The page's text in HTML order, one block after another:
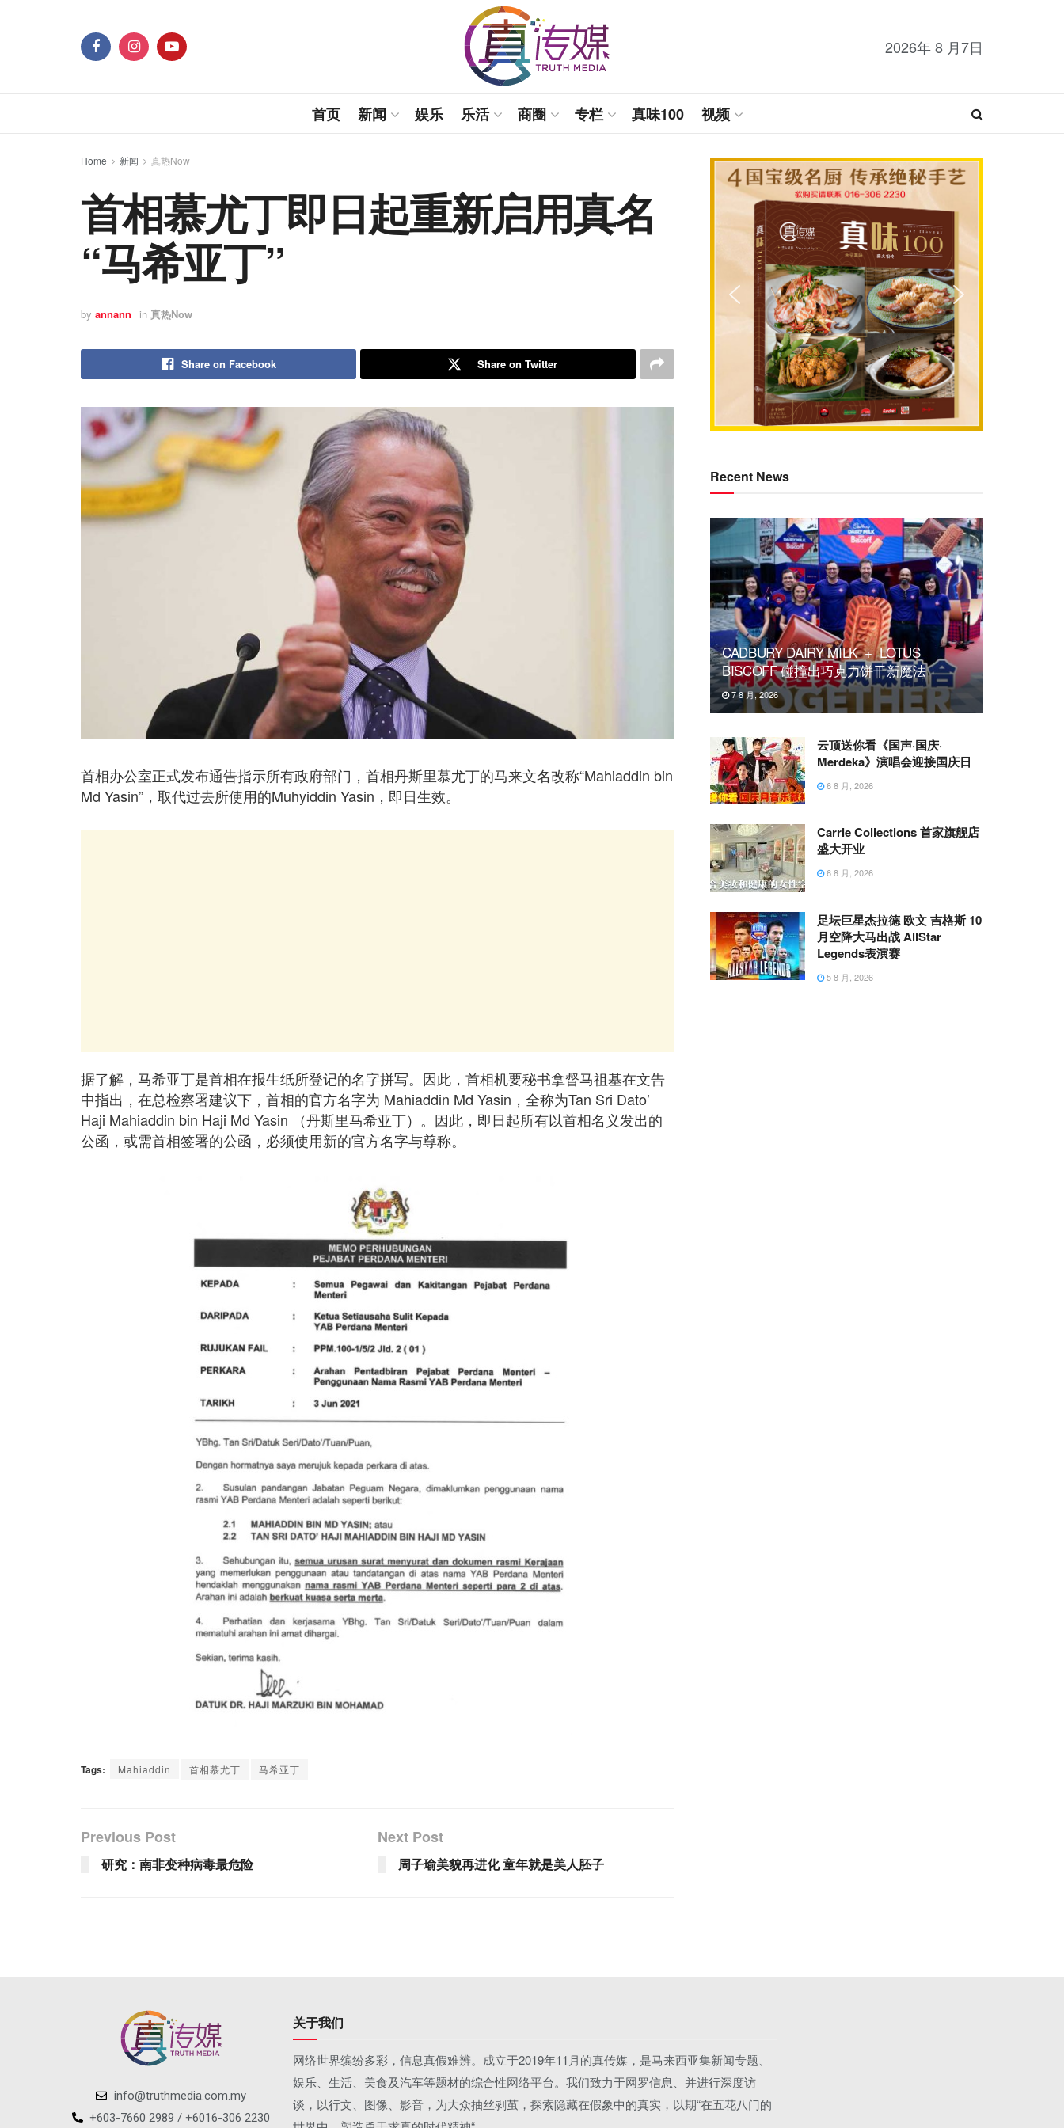
2026年 8 月7日
首页 新闻 娱乐 乐活 商圈 专栏 真味100 视频
Home 新闻 真热Now
首相慕尤丁即日起重新启用真名
“马希亚丁”
by annann in 真热Now
Share on Facebook Share on Twitter
首相办公室正式发布通告指示所有政府部门，首相丹斯里慕尤丁的马来文名改称“Mahiaddin bin
Md Yasin”，取代过去所使用的Muhyiddin Yasin，即日生效。
据了解，马希亚丁是首相在报生纸所登记的名字拼写。因此，首相机要秘书拿督马祖基在文告
中指出，在总检察署建议下，首相的官方名字为 Mahiaddin Md Yasin，全称为Tan Sri Dato’
Haji Mahiaddin bin Haji Md Yasin （丹斯里马希亚丁）。因此，即日起所有以首相名义发出的
公函，或需首相签署的公函，必须使用新的官方名字与尊称。
Tags: Mahiaddin 首相慕尤丁 马希亚丁
Previous Post
研究：南非变种病毒最危险
Next Post
周子瑜美貌再进化 童年就是美人胚子
Recent News
CADBURY DAIRY MILK + LOTUS
BISCOFF 碰撞出巧克力饼干新魔法
7 8 月, 2026
云顶送你看《国声·国庆·
Merdeka》演唱会迎接国庆日
6 8 月, 2026
Carrie Collections 首家旗舰店
盛大开业
6 8 月, 2026
足坛巨星杰拉德 欧文 吉格斯 10
月空降大马出战 AllStar
Legends表演赛
5 8 月, 2026
info@truthmedia.com.my
+603-7660 2989 / +6016-306 2230
关于我们
网络世界缤纷多彩，信息真假难辨。成立于2019年11月的真传媒，是马来西亚集新闻专题、
娱乐、生活、美食及汽车等题材的综合性网络平台。我们致力于网罗信息、并进行深度访
谈，以行文、图像、影音，为大众抽丝剥茧，探索隐藏在假象中的真实，以期“在五花八门的